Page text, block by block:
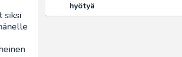
siksi
hyötyä